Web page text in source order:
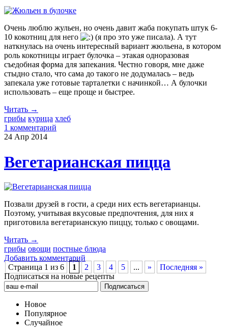
Очень люблю жульен, но очень давит жаба покупать штук 6-
10 кокотниц для него
(я про это уже писала). А тут
наткнулась на очень интересный вариант жюльена, в котором
роль кокотницы играет булочка – этакая одноразовая
съедобная форма для запекания. Честно говоря, мне даже
стыдно стало, что сама до такого не додумалась – ведь
запекала уже готовые тарталетки с начинкой… А булочки
использовать – еще проще и быстрее.
Читать →
грибы курица хлеб
1 комментарий
24 Апр 2014
Вегетарианская пицца
Позвали друзей в гости, а среди них есть вегетарианцы.
Поэтому, учитывая вкусовые предпочтения, для них я
приготовила вегетарианскую пиццу, только с овощами.
Читать →
грибы овощи постные блюда
Добавить комментарий
Страница 1 из 6
1 2 3 4 5 ... »
Последняя »
Подписаться на новые рецепты
Новое
Популярное
Случайное